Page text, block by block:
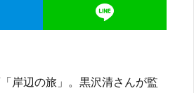
岸辺の旅」。黒沢清さんが監